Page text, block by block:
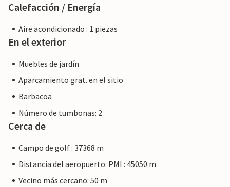
Calefacción / Energía
Aire acondicionado : 1 piezas
En el exterior
Muebles de jardín
Aparcamiento grat. en el sitio
Barbacoa
Número de tumbonas: 2
Cerca de
Campo de golf : 37368 m
Distancia del aeropuerto: PMI : 45050 m
Vecino más cercano: 50 m